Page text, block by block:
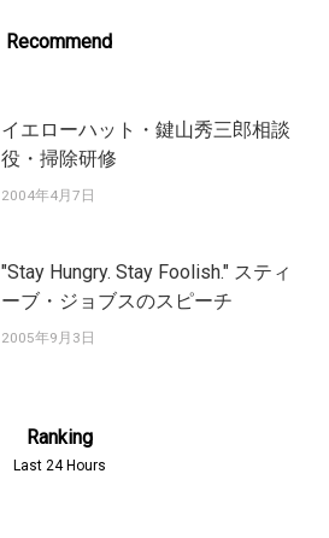
Recommend
イエローハット・鍵山秀三郎相談
役・掃除研修
2004年4月7日
"Stay Hungry. Stay Foolish." スティ
ーブ・ジョブスのスピーチ
2005年9月3日
Ranking
Last 24 Hours